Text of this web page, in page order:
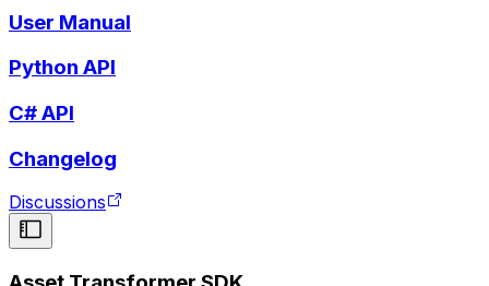
User Manual
Python API
C# API
Changelog
Discussions